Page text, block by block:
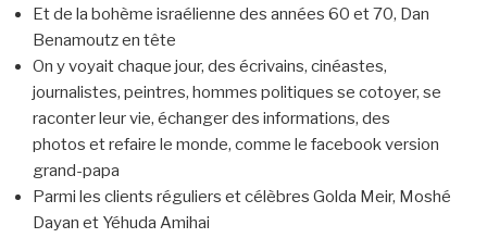
Et de la bohème israélienne des années 60 et 70, Dan
Benamoutz en tête
On y voyait chaque jour, des écrivains, cinéastes,
journalistes, peintres, hommes politiques se cotoyer, se
raconter leur vie, échanger des informations, des
photos et refaire le monde, comme le facebook version
grand-papa
Parmi les clients réguliers et célèbres Golda Meir, Moshé
Dayan et Yéhuda Amihai